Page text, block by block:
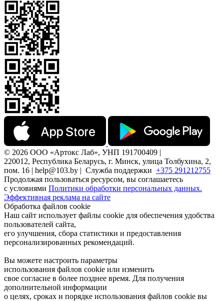
© 2026 ООО «Артокс Лаб», УНП 191700409 |
220012, Республика Беларусь, г. Минск, улица Толбухина, 2,
пом. 16 | help@103.by | Служба поддержки +375 291212755
Продолжая пользоваться ресурсом, вы соглашаетесь
с условиями Политики обработки персональных данных.
Эффективная реклама на сайте
Обработка файлов cookie
Наш сайт использует файлы cookie для обеспечения удобства
пользователей сайта,
его улучшения, сбора статистики и предоставления
персонализированных рекомендаций.
Вы можете настроить параметры
использования файлов cookie или изменить
свое согласие в более позднее время. Для получения
дополнительной информации
о целях, сроках и порядке использования файлов cookie вы